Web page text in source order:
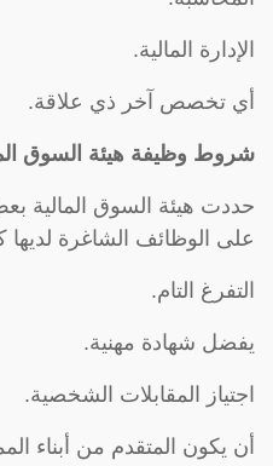
الإدارة المالية.
أي تخصص آخر ذي علاقة.
شروط وظيفة هيئة السوق
حددت هيئة السوق المالية
على الوظائف الشاغرة لديها
التفرغ التام.
يفضل شهادة مهنية.
اجتياز المقابلات الشخصية.
أن يكون المتقدم من أبناء